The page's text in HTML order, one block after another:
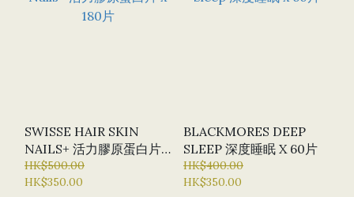
SWISSE HAIR SKIN
NAILS+ 活力膠原蛋白片
X 180片
HK$500.00
HK$350.00
BLACKMORES DEEP
SLEEP 深度睡眠 X 60片
HK$400.00
HK$350.00